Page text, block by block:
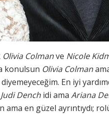
Olivia Colmanve Nicole
konulsun Olivia Colman
En iyi
Judi Dench idi ama Ariana
en güzel ayrıntıydı;